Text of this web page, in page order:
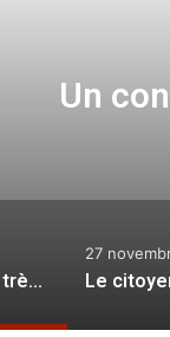
Un
Un continent très convoité
27